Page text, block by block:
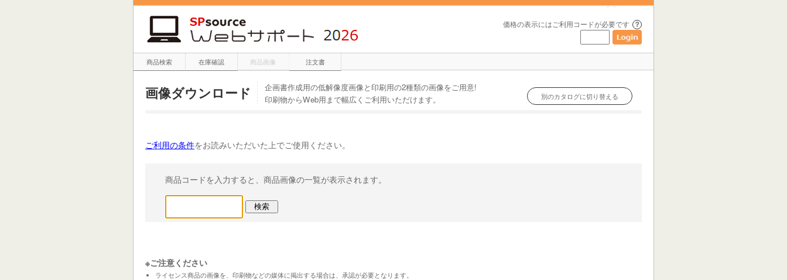
価格の表示には ご利用コードが必要です ？
別のカタログに切り替える
商品検索 在庫確認 商品画像 注文書
画像ダウンロード
企画書作成用の低解像度画像と印刷用の2種類の画像をご用意!
印刷物からWeb用まで幅広くご利用いただけます。
ご利用の条件をお読みいただいた上でご使用ください。
商品コードを入力すると、商品画像の一覧が表示されます。
※ご注意ください
ライセンス商品の画像を、印刷物などの媒体に掲出する場合は、承認が必要となります。